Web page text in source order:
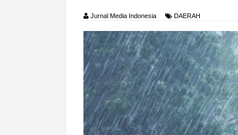
Jurnal Media Indonesia DAERAH